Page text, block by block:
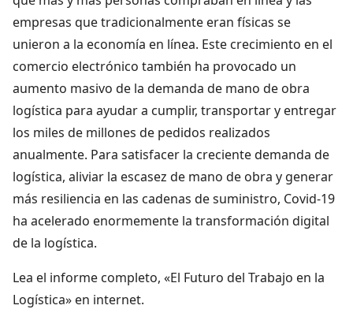
empresas que tradicionalmente eran físicas se
unieron a la economía en línea. Este crecimiento en el
comercio electrónico también ha provocado un
aumento masivo de la demanda de mano de obra
logística para ayudar a cumplir, transportar y entregar
los miles de millones de pedidos realizados
anualmente. Para satisfacer la creciente demanda de
logística, aliviar la escasez de mano de obra y generar
más resiliencia en las cadenas de suministro, Covid-19
ha acelerado enormemente la transformación digital
de la logística.
Lea el informe completo, «El Futuro del Trabajo en la
Logística» en internet.